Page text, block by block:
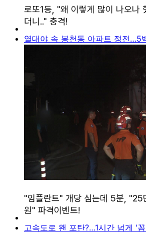
열대야 속 봉천동 아파트 정전…5
고속도로 왠 포탄?…1시간 넘게 '